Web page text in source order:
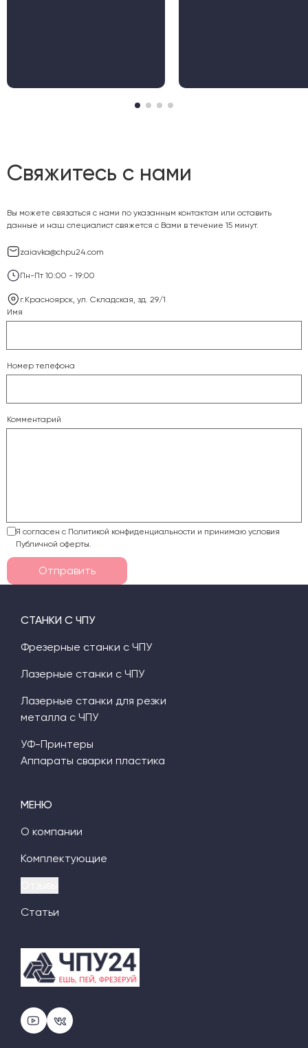
Свяжитесь с нами
Вы можете связаться с нами по указанным контактам или оставить
данные и наш специалист свяжется с Вами в течение 15 минут.
zaiavka@chpu24.com
Пн-Пт 10:00 - 19:00
г.Красноярск, ул. Складская, зд. 29/1
Имя
Номер телефона
Комментарий
Я согласен с Политикой конфиденциальности и принимаю условия
Публичной оферты.
Отправить
МЕНЮ
О компании
Комплектующие
Статьи
СТАНКИ С ЧПУ
Фрезерные станки с ЧПУ
Лазерные станки с ЧПУ
Лазерные станки для резки
металла с ЧПУ
УФ-Принтеры
Аппараты сварки пластика